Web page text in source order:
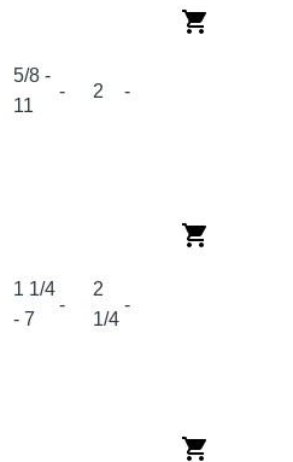
5/8 -
11
- 2 -
1 1/4
- 7
-
2
1/4
-